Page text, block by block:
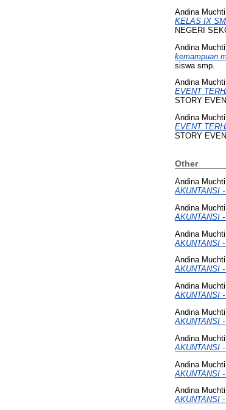
Andina
KELAS IX
NEGERI
Andina
kemampuan
siswa smp.
Andina
EVENT
STORY
Andina
EVENT
STORY
Other
Andina
AKUNTANSI
Andina
AKUNTANSI
Andina
AKUNTANSI
Andina
AKUNTANSI
Andina
AKUNTANSI
Andina
AKUNTANSI
Andina
AKUNTANSI
Andina
AKUNTANSI
Andina
AKUNTANSI